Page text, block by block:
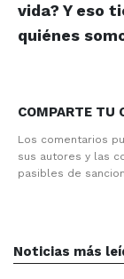
vida? Y eso
quiénes
COMPARTE TU
Los comentarios
sus autores y las
pasibles de
Noticias más